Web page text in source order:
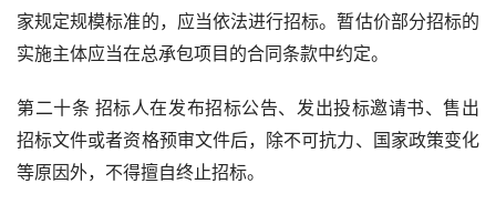
家规定规模标准的，应当依法进行招标。暂估价部分招标的
实施主体应当在总承包项目的合同条款中约定。
第二十条 招标人在发布招标公告、发出投标邀请书、售出
招标文件或者资格预审文件后，除不可抗力、国家政策变化
等原因外，不得擅自终止招标。